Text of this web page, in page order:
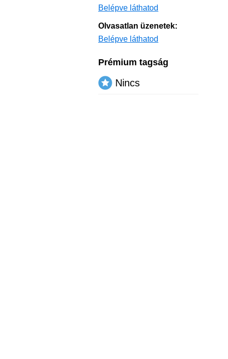
Belépve láthatod
Olvasatlan üzenetek:
Belépve láthatod
Prémium tagság
Nincs